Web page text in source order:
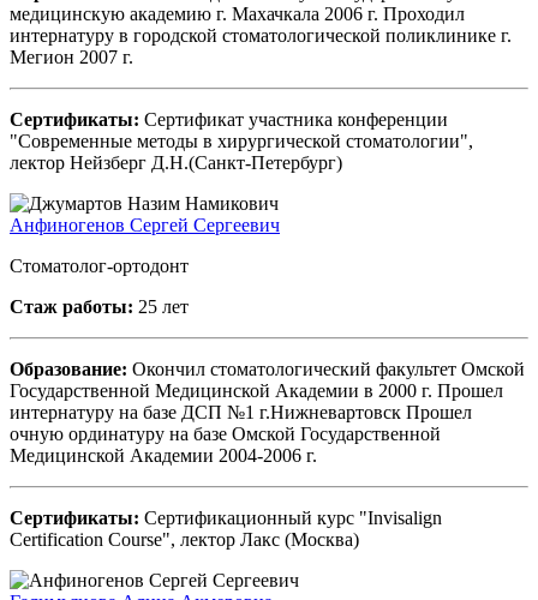
медицинскую академию г. Махачкала 2006 г. Проходил
интернатуру в городской стоматологической поликлинике г.
Мегион 2007 г.
Сертификаты: Сертификат участника конференции
"Современные методы в хирургической стоматологии",
лектор Нейзберг Д.Н.(Санкт-Петербург)
Анфиногенов Сергей Сергеевич
Стоматолог-ортодонт
Стаж работы: 25 лет
Образование: Окончил стоматологический факультет Омской
Государственной Медицинской Академии в 2000 г. Прошел
интернатуру на базе ДСП №1 г.Нижневартовск Прошел
очную ординатуру на базе Омской Государственной
Медицинской Академии 2004-2006 г.
Сертификаты: Сертификационный курс "Invisalign
Certification Course", лектор Лакс (Москва)